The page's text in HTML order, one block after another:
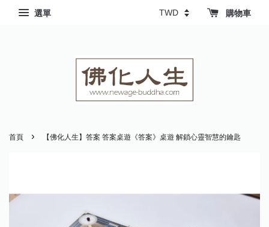
選單 購物車
首頁 › 【佛化人生】答案 答案桌遊《答案》桌遊 解鎖心靈智慧的鑰匙